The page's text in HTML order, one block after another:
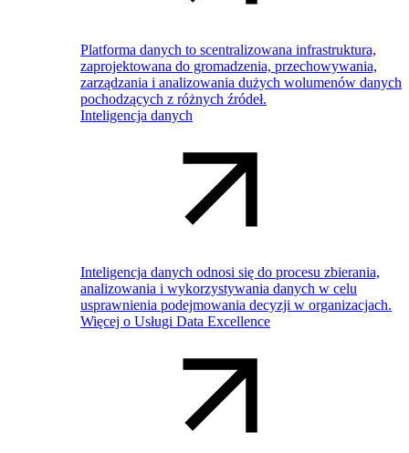
Platforma danych to scentralizowana infrastruktura,
zaprojektowana do gromadzenia, przechowywania,
zarządzania i analizowania dużych wolumenów danych
pochodzących z różnych źródeł.
Inteligencja danych
Inteligencja danych odnosi się do procesu zbierania,
analizowania i wykorzystywania danych w celu
usprawnienia podejmowania decyzji w organizacjach.
Więcej o Usługi Data Excellence